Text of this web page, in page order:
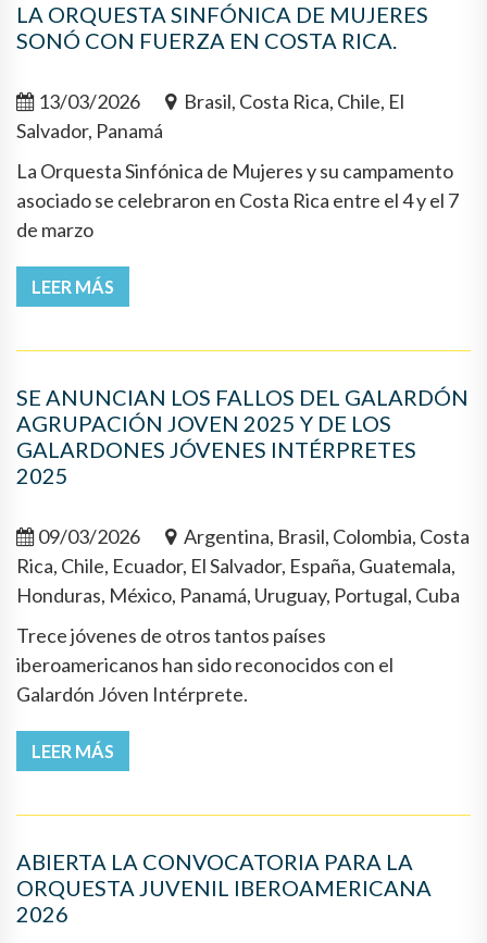
LA ORQUESTA SINFÓNICA DE MUJERES
SONÓ CON FUERZA EN COSTA RICA.
13/03/2026
Brasil, Costa Rica, Chile, El
Salvador, Panamá
La Orquesta Sinfónica de Mujeres y su campamento
asociado se celebraron en Costa Rica entre el 4 y el 7
de marzo
LEER MÁS
SE ANUNCIAN LOS FALLOS DEL GALARDÓN
AGRUPACIÓN JOVEN 2025 Y DE LOS
GALARDONES JÓVENES INTÉRPRETES
2025
09/03/2026
Argentina, Brasil, Colombia, Costa
Rica, Chile, Ecuador, El Salvador, España, Guatemala,
Honduras, México, Panamá, Uruguay, Portugal, Cuba
Trece jóvenes de otros tantos países
iberoamericanos han sido reconocidos con el
Galardón Jóven Intérprete.
LEER MÁS
ABIERTA LA CONVOCATORIA PARA LA
ORQUESTA JUVENIL IBEROAMERICANA
2026